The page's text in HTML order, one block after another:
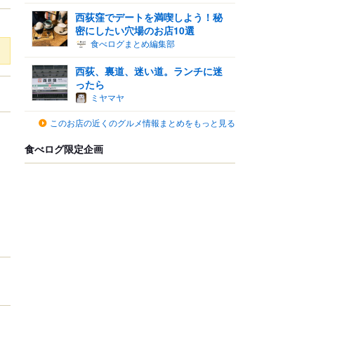
西荻窪でデートを満喫しよう！秘
密にしたい穴場のお店10選
食べログまとめ編集部
西荻、裏道、迷い道。ランチに迷
ったら
ミヤマヤ
このお店の近くのグルメ情報まとめをもっと見る
食べログ限定企画